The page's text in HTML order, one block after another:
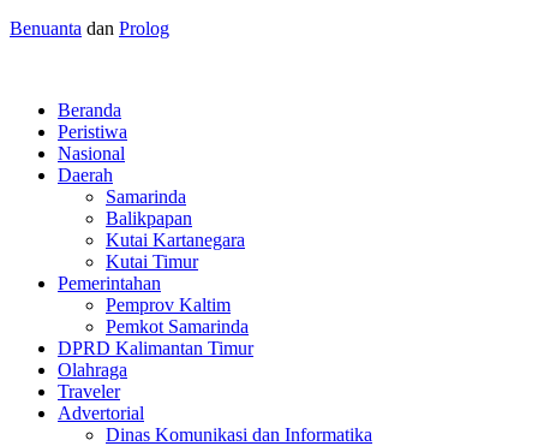
Benuanta dan Prolog
Beranda
Peristiwa
Nasional
Daerah
Samarinda
Balikpapan
Kutai Kartanegara
Kutai Timur
Pemerintahan
Pemprov Kaltim
Pemkot Samarinda
DPRD Kalimantan Timur
Olahraga
Traveler
Advertorial
Dinas Komunikasi dan Informatika